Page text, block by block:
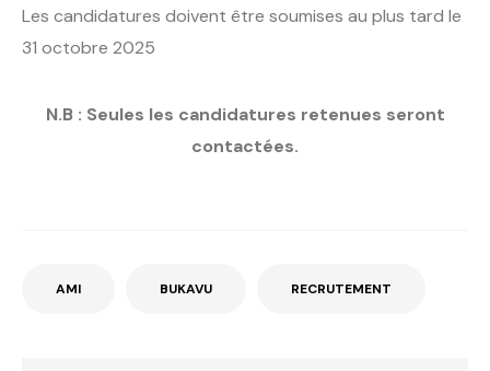
Les candidatures doivent être soumises au plus tard le
31 octobre 2025
N.B : Seules les candidatures retenues seront
contactées.
AMI BUKAVU RECRUTEMENT